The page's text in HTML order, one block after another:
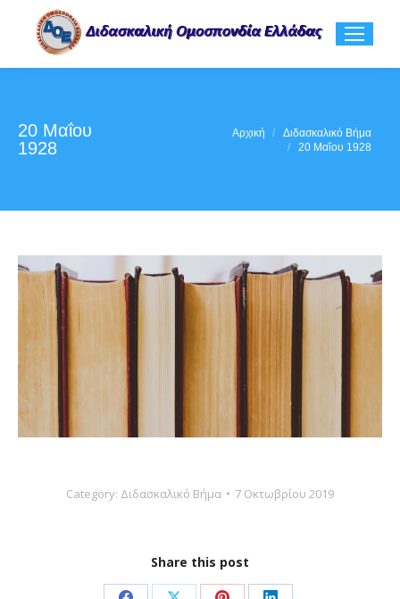
20 Μαΐου
1928
Αρχική
Διδασκαλικό Βήμα
20 Μαΐου 1928
Category: Διδασκαλικό Βήμα 7 Οκτωβρίου 2019
Share this post